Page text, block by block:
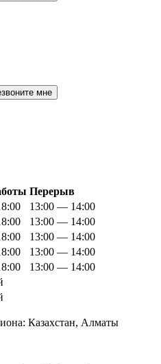
мне
Перерыв
13:00 — 14:00
13:00 — 14:00
13:00 — 14:00
13:00 — 14:00
13:00 — 14:00
Казахстан, Алматы